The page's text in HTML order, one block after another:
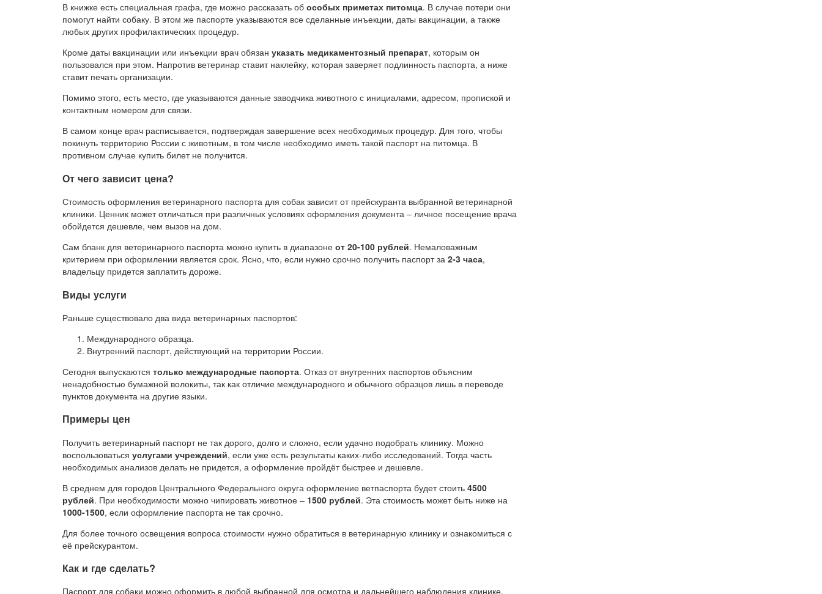
В книжке есть специальная графа, где можно рассказать об особых приметах питомца. В случае потери они
помогут найти собаку. В этом же паспорте указываются все сделанные инъекции, даты вакцинации, а также
любых других профилактических процедур.
Кроме даты вакцинации или инъекции врач обязан указать медикаментозный препарат, которым он
пользовался при этом. Напротив ветеринар ставит наклейку, которая заверяет подлинность паспорта, а ниже
ставит печать организации.
Помимо этого, есть место, где указываются данные заводчика животного с инициалами, адресом, пропиской и
контактным номером для связи.
В самом конце врач расписывается, подтверждая завершение всех необходимых процедур. Для того, чтобы
покинуть территорию России с животным, в том числе необходимо иметь такой паспорт на питомца. В
противном случае купить билет не получится.
От чего зависит цена?
Стоимость оформления ветеринарного паспорта для собак зависит от прейскуранта выбранной ветеринарной
клиники. Ценник может отличаться при различных условиях оформления документа – личное посещение врача
обойдется дешевле, чем вызов на дом.
Сам бланк для ветеринарного паспорта можно купить в диапазоне от 20-100 рублей. Немаловажным
критерием при оформлении является срок. Ясно, что, если нужно срочно получить паспорт за 2-3 часа,
владельцу придется заплатить дороже.
Виды услуги
Раньше существовало два вида ветеринарных паспортов:
Международного образца.
Внутренний паспорт, действующий на территории России.
Сегодня выпускаются только международные паспорта. Отказ от внутренних паспортов объясним
ненадобностью бумажной волокиты, так как отличие международного и обычного образцов лишь в переводе
пунктов документа на другие языки.
Примеры цен
Получить ветеринарный паспорт не так дорого, долго и сложно, если удачно подобрать клинику. Можно
воспользоваться услугами учреждений, если уже есть результаты каких-либо исследований. Тогда часть
необходимых анализов делать не придется, а оформление пройдёт быстрее и дешевле.
В среднем для городов Центрального Федерального округа оформление ветпаспорта будет стоить 4500
рублей. При необходимости можно чипировать животное – 1500 рублей. Эта стоимость может быть ниже на
1000-1500, если оформление паспорта не так срочно.
Для более точного освещения вопроса стоимости нужно обратиться в ветеринарную клинику и ознакомиться с
её прейскурантом.
Как и где сделать?
Паспорт для собаки можно оформить в любой выбранной для осмотра и дальнейшего наблюдения клинике.